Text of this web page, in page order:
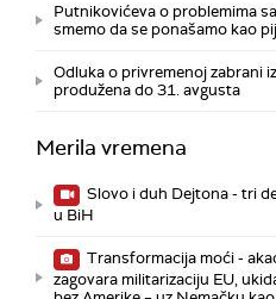
Putnikovićeva o problemima
smemo da se ponašamo kao
Odluka o privremenoj zabrani
produžena do 31. avgusta
Merila vremena
Slovo i duh Dejtona - tri
u BiH
Transformacija moći -
zagovara militarizaciju EU,